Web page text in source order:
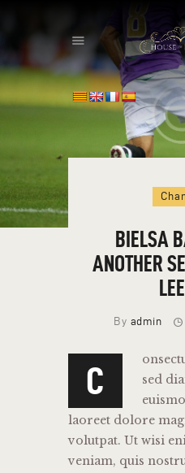
HOME
SPECIAL OFFERS
HOUDINI’S ATTIC
BINGO BANGAS
EVENTS
BIELSA
ANOTHER
By admin
C
sed
laoreet dolore
volutpat. Ut wisi
veniam, quis